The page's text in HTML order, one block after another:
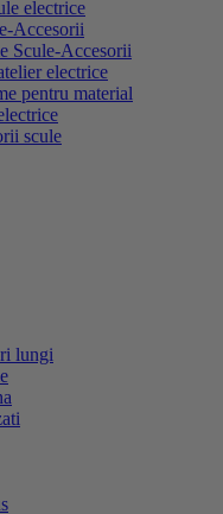
electrice
Accesorii
Scule-Accesorii
electrice
pentru material
scule
lungi